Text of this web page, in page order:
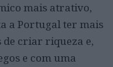
mais atrativo,
a Portugal ter mais
de criar riqueza e,
e com uma